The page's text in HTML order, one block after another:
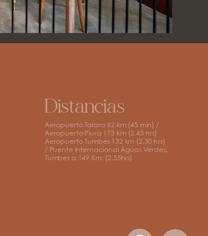
Distancias
Aeropuerto Talara 62 km (45 min) /
Aeropuerto Piura 173 km (2.45 hrs)
Aeropuerto Tumbes 132 km (2.30 hrs)
/ Puente Internacional Aguas Verdes,
Tumbes a 149 Km. (2.55hrs)